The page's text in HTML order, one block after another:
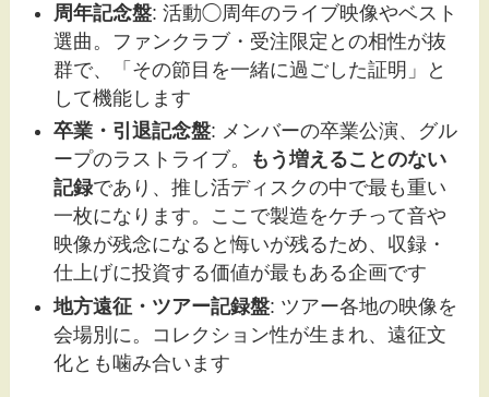
周年記念盤: 活動◯周年のライブ映像やベスト
選曲。ファンクラブ・受注限定との相性が抜
群で、「その節目を一緒に過ごした証明」と
して機能します
卒業・引退記念盤: メンバーの卒業公演、グル
ープのラストライブ。
もう増えることのない
記録であり、推し活ディスクの中で最も重い
一枚になります。ここで製造をケチって音や
映像が残念になると悔いが残るため、収録・
仕上げに投資する価値が最もある企画です
地方遠征・ツアー記録盤: ツアー各地の映像を
会場別に。コレクション性が生まれ、遠征文
化とも噛み合います